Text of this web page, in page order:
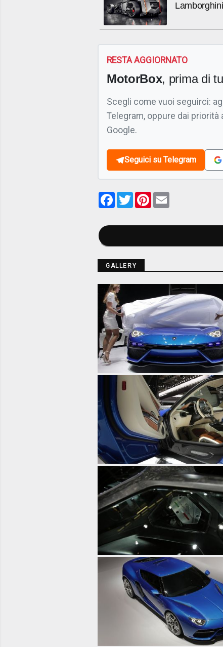
RESTA AGGIORNATO
MotorBox, prima di
Scegli come vuoi seguirci:
Telegram, oppure dai
Google.
Seguici su Telegram
Facebook
TwitterPinterest
GALLERY